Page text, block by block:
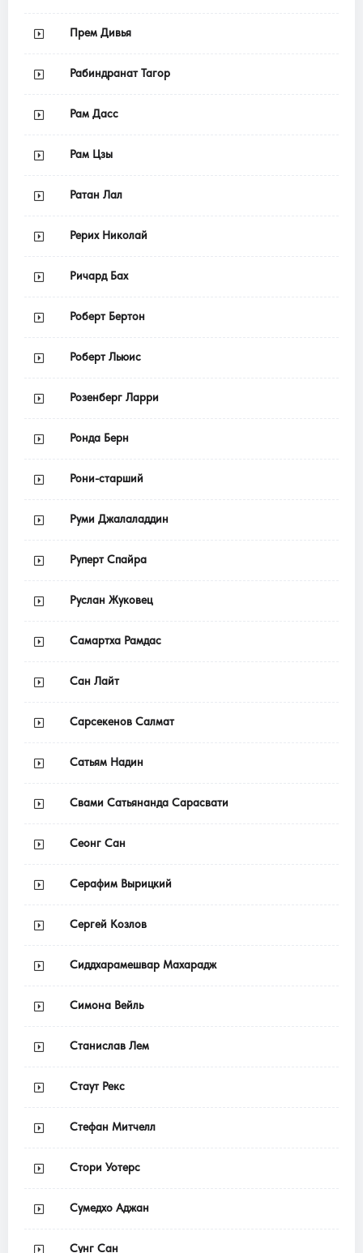
Прем Дивья
Рабиндранат Тагор
Рам Дасс
Рам Цзы
Ратан Лал
Рерих Николай
Ричард Бах
Роберт Бертон
Роберт Льюис
Розенберг Ларри
Ронда Берн
Рони-старший
Руми Джалаладдин
Руперт Спайра
Руслан Жуковец
Самартха Рамдас
Сан Лайт
Сарсекенов Салмат
Сатьям Надин
Свами Сатьянанда Сарасвати
Сеонг Сан
Серафим Вырицкий
Сергей Козлов
Сиддхарамешвар Махарадж
Симона Вейль
Станислав Лем
Стаут Рекс
Стефан Митчелл
Стори Уотерс
Сумедхо Аджан
Сунг Сан